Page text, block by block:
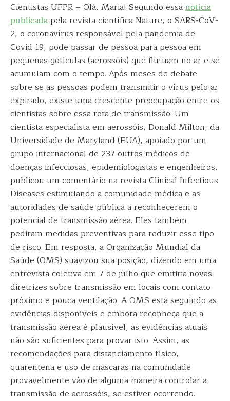
Cientistas UFPR – Olá, Maria! Segundo essanotícia
publicadapela revista científica Nature, o SARS-CoV-
2, o coronavírus responsável pela pandemia de
Covid-19, pode passar de pessoa para pessoa em
pequenas gotículas (aerossóis) que flutuam no ar e se
acumulam com o tempo. Após meses de debate
sobre se as pessoas podem transmitir o vírus pelo ar
expirado, existe uma crescente preocupação entre os
cientistas sobre essa rota de transmissão. Um
cientista especialista em aerossóis, Donald Milton, da
Universidade de Maryland (EUA), apoiado por um
grupo internacional de 237 outros médicos de
doenças infecciosas, epidemiologistas e engenheiros,
publicou um comentário na revista Clinical Infectious
Diseases estimulando a comunidade médica e as
autoridades de saúde pública a reconhecerem o
potencial de transmissão aérea. Eles também
pediram medidas preventivas para reduzir esse tipo
de risco. Em resposta, a Organização Mundial da
Saúde (OMS) suavizou sua posição, dizendo em uma
entrevista coletiva em 7 de julho que emitiria novas
diretrizes sobre transmissão em locais com contato
próximo e pouca ventilação. A OMS está seguindo as
evidências disponíveis e embora reconheça que a
transmissão aérea é plausível, as evidências atuais
não são suficientes para provar isto. Assim, as
recomendações para distanciamento físico,
quarentena e uso de máscaras na comunidade
provavelmente vão de alguma maneira controlar a
transmissão de aerossóis, se estiver ocorrendo.